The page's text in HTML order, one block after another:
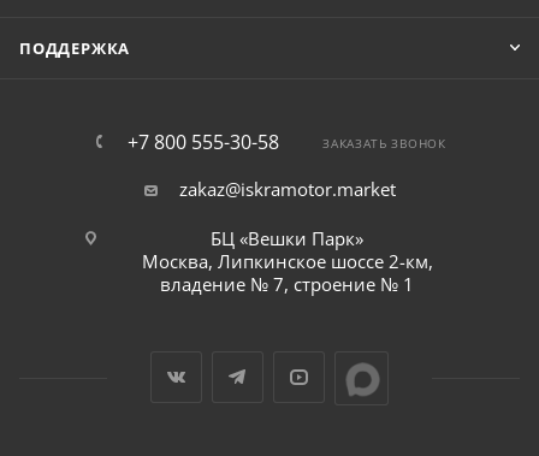
ПОДДЕРЖКА
+7 800 555-30-58 ЗАКАЗАТЬ ЗВОНОК
zakaz@iskramotor.market
БЦ «Вешки Парк»
Москва, Липкинское шоссе 2-км,
владение № 7, строение № 1